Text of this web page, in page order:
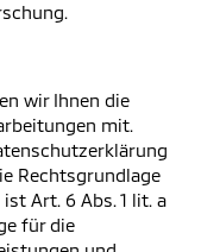
wir Ihnen die
mit.
Rechtsgrundlage
Art. 6 Abs. 1 lit. a
für die